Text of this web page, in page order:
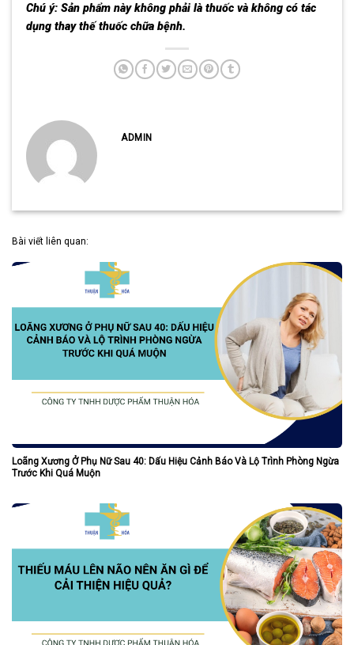
Chú ý: Sản phẩm này không phải là thuốc và không có tác
dụng thay thế thuốc chữa bệnh.
ADMIN
Bài viết liên quan:
Loãng Xương Ở Phụ Nữ Sau 40: Dấu Hiệu Cảnh Báo Và Lộ Trình Phòng Ngừa
Trước Khi Quá Muộn